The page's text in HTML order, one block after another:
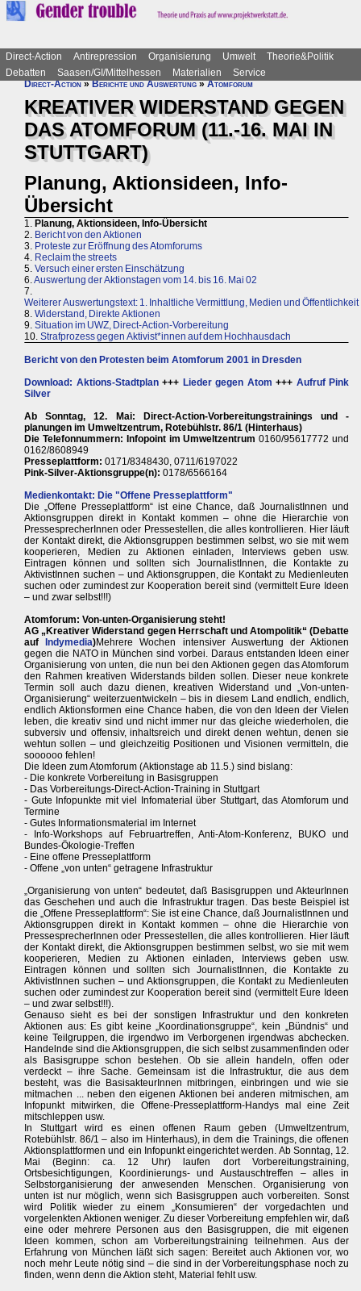
Direct-Action Antirepression Organisierung Umwelt
Theorie&Politik
Debatten
Saasen/GI/Mittelhessen Materialien
Service
Direct-Action»Berichte und Auswertung»Atomforum
KREATIVER WIDERSTAND GEGEN
DAS ATOMFORUM (11.-16. MAI IN
STUTTGART)
Planung, Aktionsideen, Info-
Übersicht
1. Planung, Aktionsideen, Info-Übersicht
2. Bericht von den Aktionen
3. Proteste zur Eröffnung des Atomforums
4. Reclaim the streets
5. Versuch einer ersten Einschätzung
6.Auswertung der Aktionstagen vom 14. bis 16. Mai 02
7.
Weiterer Auswertungstext: 1. Inhaltliche Vermittlung, Medien und Öffentlichkeit
8. Widerstand, Direkte Aktionen
9. Situation im UWZ, Direct-Action-Vorbereitung
10. Strafprozess gegen Aktivist*innen auf dem Hochhausdach
Bericht von den Protesten beim Atomforum 2001 in Dresden
Download: Aktions-Stadtplan+++ Lieder gegen Atom +++ Aufruf Pink
Silver
Ab Sonntag, 12. Mai: Direct-Action-Vorbereitungstrainings und -
planungen im Umweltzentrum, Rotebühlstr. 86/1 (Hinterhaus)
Die Telefonnummern: Infopoint im Umweltzentrum 0160/95617772 und
0162/8608949
Presseplattform: 0171/8348430, 0711/6197022
Pink-Silver-Aktionsgruppe(n): 0178/6566164
Medienkontakt: Die "Offene Presseplattform"
Die „Offene Presseplattform“ ist eine Chance, daß JournalistInnen und
Aktionsgruppen direkt in Kontakt kommen – ohne die Hierarchie von
PressesprecherInnen oder Pressestellen, die alles kontrollieren. Hier läuft
der Kontakt direkt, die Aktionsgruppen bestimmen selbst, wo sie mit wem
kooperieren, Medien zu Aktionen einladen, Interviews geben usw.
Eintragen können und sollten sich JournalistInnen, die Kontakte zu
AktivistInnen suchen – und Aktionsgruppen, die Kontakt zu Medienleuten
suchen oder zumindest zur Kooperation bereit sind (vermittelt Eure Ideen
– und zwar selbst!!!)
Atomforum: Von-unten-Organisierung steht!
AG „Kreativer Widerstand gegen Herrschaft und Atompolitik“ (Debatte
auf
Indymedia)Mehrere Wochen intensiver Auswertung der Aktionen
gegen die NATO in München sind vorbei. Daraus entstanden Ideen einer
Organisierung von unten, die nun bei den Aktionen gegen das Atomforum
den Rahmen kreativen Widerstands bilden sollen. Dieser neue konkrete
Termin soll auch dazu dienen, kreativen Widerstand und „Von-unten-
Organisierung“ weiterzuentwickeln – bis in diesem Land endlich, endlich,
endlich Aktionsformen eine Chance haben, die von den Ideen der Vielen
leben, die kreativ sind und nicht immer nur das gleiche wiederholen, die
subversiv und offensiv, inhaltsreich und direkt denen wehtun, denen sie
wehtun sollen – und gleichzeitig Positionen und Visionen vermitteln, die
soooooo fehlen!
Die Ideen zum Atomforum (Aktionstage ab 11.5.) sind bislang:
- Die konkrete Vorbereitung in Basisgruppen
- Das Vorbereitungs-Direct-Action-Training in Stuttgart
- Gute Infopunkte mit viel Infomaterial über Stuttgart, das Atomforum und
Termine
- Gutes Informationsmaterial im Internet
- Info-Workshops auf Februartreffen, Anti-Atom-Konferenz, BUKO und
Bundes-Ökologie-Treffen
- Eine offene Presseplattform
- Offene „von unten“ getragene Infrastruktur
„Organisierung von unten“ bedeutet, daß Basisgruppen und AkteurInnen
das Geschehen und auch die Infrastruktur tragen. Das beste Beispiel ist
die „Offene Presseplattform“: Sie ist eine Chance, daß JournalistInnen und
Aktionsgruppen direkt in Kontakt kommen – ohne die Hierarchie von
PressesprecherInnen oder Pressestellen, die alles kontrollieren. Hier läuft
der Kontakt direkt, die Aktionsgruppen bestimmen selbst, wo sie mit wem
kooperieren, Medien zu Aktionen einladen, Interviews geben usw.
Eintragen können und sollten sich JournalistInnen, die Kontakte zu
AktivistInnen suchen – und Aktionsgruppen, die Kontakt zu Medienleuten
suchen oder zumindest zur Kooperation bereit sind (vermittelt Eure Ideen
– und zwar selbst!!!).
Genauso sieht es bei der sonstigen Infrastruktur und den konkreten
Aktionen aus: Es gibt keine „Koordinationsgruppe“, kein „Bündnis“ und
keine Teilgruppen, die irgendwo im Verborgenen irgendwas abchecken.
Handelnde sind die Aktionsgruppen, die sich selbst zusammenfinden oder
als Basisgruppe schon bestehen. Ob sie allein handeln, offen oder
verdeckt – ihre Sache. Gemeinsam ist die Infrastruktur, die aus dem
besteht, was die BasisakteurInnen mitbringen, einbringen und wie sie
mitmachen ... neben den eigenen Aktionen bei anderen mitmischen, am
Infopunkt mitwirken, die Offene-Presseplattform-Handys mal eine Zeit
mitschleppen usw.
In Stuttgart wird es einen offenen Raum geben (Umweltzentrum,
Rotebühlstr. 86/1 – also im Hinterhaus), in dem die Trainings, die offenen
Aktionsplattformen und ein Infopunkt eingerichtet werden. Ab Sonntag, 12.
Mai (Beginn: ca. 12 Uhr) laufen dort Vorbereitungstraining,
Ortsbesichtigungen, Koordinierungs- und Austauschtreffen – alles in
Selbstorganisierung der anwesenden Menschen. Organisierung von
unten ist nur möglich, wenn sich Basisgruppen auch vorbereiten. Sonst
wird Politik wieder zu einem „Konsumieren“ der vorgedachten und
vorgelenkten Aktionen weniger. Zu dieser Vorbereitung empfehlen wir, daß
eine oder mehrere Personen aus den Basisgruppen, die mit eigenen
Ideen kommen, schon am Vorbereitungstraining teilnehmen. Aus der
Erfahrung von München läßt sich sagen: Bereitet auch Aktionen vor, wo
noch mehr Leute nötig sind – die sind in der Vorbereitungsphase noch zu
finden, wenn denn die Aktion steht, Material fehlt usw.